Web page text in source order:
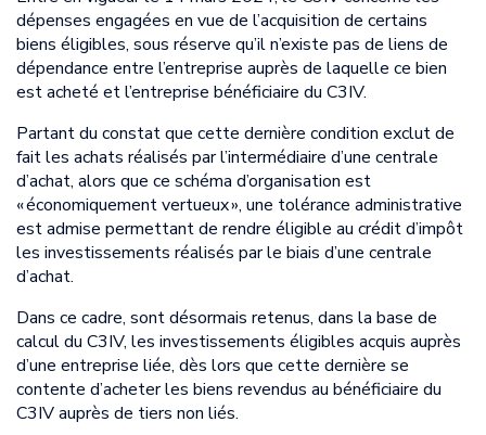
dépenses engagées en vue de l’acquisition de certains
biens éligibles, sous réserve qu’il n’existe pas de liens de
dépendance entre l’entreprise auprès de laquelle ce bien
est acheté et l’entreprise bénéficiaire du C3IV.
Partant du constat que cette dernière condition exclut de
fait les achats réalisés par l’intermédiaire d’une centrale
d’achat, alors que ce schéma d’organisation est
« économiquement vertueux », une tolérance administrative
est admise permettant de rendre éligible au crédit d’impôt
les investissements réalisés par le biais d’une centrale
d’achat.
Dans ce cadre, sont désormais retenus, dans la base de
calcul du C3IV, les investissements éligibles acquis auprès
d’une entreprise liée, dès lors que cette dernière se
contente d’acheter les biens revendus au bénéficiaire du
C3IV auprès de tiers non liés.